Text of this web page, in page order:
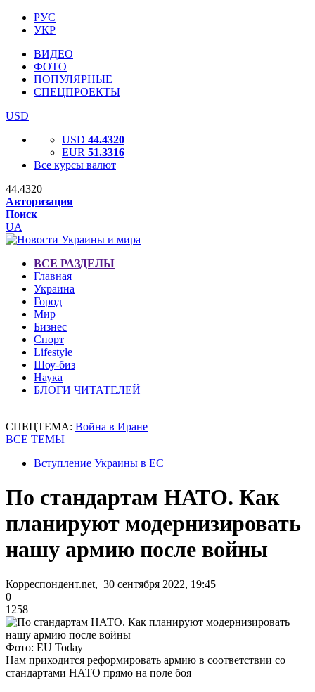
РУС
УКР
ВИДЕО
ФОТО
ПОПУЛЯРНЫЕ
СПЕЦПРОЕКТЫ
USD
USD 44.4320
EUR 51.3316
Все курсы валют
44.4320
Авторизация
Поиск
UA
ВСЕ РАЗДЕЛЫ
Главная
Украина
Город
Мир
Бизнес
Спорт
Lifestyle
Шоу-биз
Наука
БЛОГИ ЧИТАТЕЛЕЙ
СПЕЦТЕМА: Война в Иране
ВСЕ ТЕМЫ
Вступление Украины в ЕС
По стандартам НАТО. Как
планируют модернизировать
нашу армию после войны
Корреспондент.net, 30 сентября 2022, 19:45
0
1258
Фото: EU Today
Нам приходится реформировать армию в соответствии со
стандартами НАТО прямо на поле боя